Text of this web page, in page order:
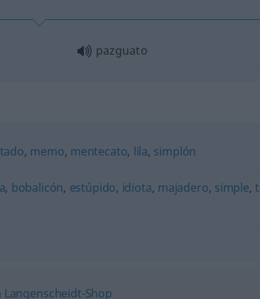
pazguato
, memo, mentecato, lila, simplón
, bobalicón, estúpido, idiota, majadero, simple,